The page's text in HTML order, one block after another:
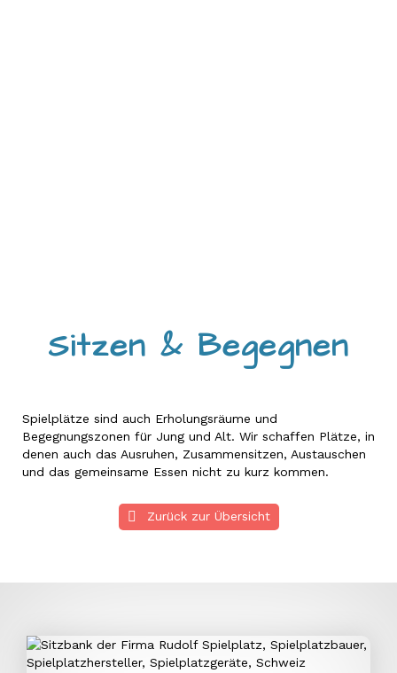
Sitzen & Begegnen
Spielplätze sind auch Erholungsräume und
Begegnungszonen für Jung und Alt. Wir schaffen Plätze, in
denen auch das Ausruhen, Zusammensitzen, Austauschen
und das gemeinsame Essen nicht zu kurz kommen.
Zurück zur Übersicht